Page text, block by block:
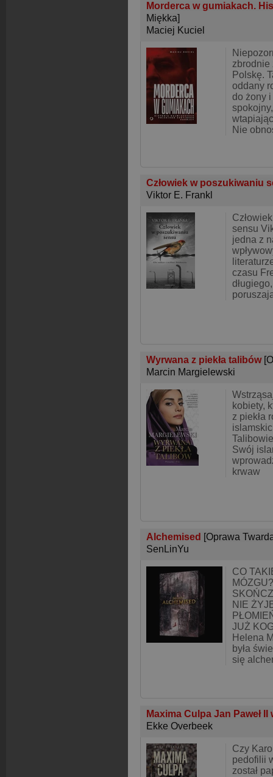
Morderca w gumiakach.
Miękka]
Maciej Kuciel
zbrodnie
Polskę.
oddany
do żony
Nie
Człowiek w poszukiwaniu
Viktor E. Frankl
sensu
jedna z
czasu
Wyrwana z piekła talibów
Marcin Margielewski
kobiety,
z piekła
Swój
krwaw
Alchemised [Oprawa
SenLinYu
CO
NIE
JUŻ
Helena
była
się
Maxima Culpa Jan Paweł II
Ekke Overbeek
Czy
pedofilii
został